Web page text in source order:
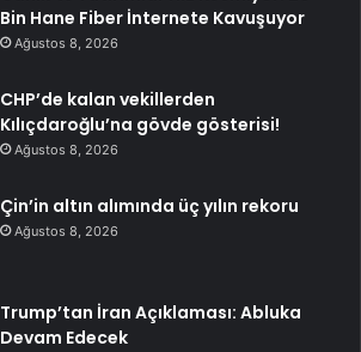
Bin Hane Fiber İnternete Kavuşuyor
Ağustos 8, 2026
CHP’de kalan vekillerden
Kılıçdaroğlu’na gövde gösterisi!
Ağustos 8, 2026
Çin’in altın alımında üç yılın rekoru
Ağustos 8, 2026
Trump’tan İran Açıklaması: Abluka
Devam Edecek